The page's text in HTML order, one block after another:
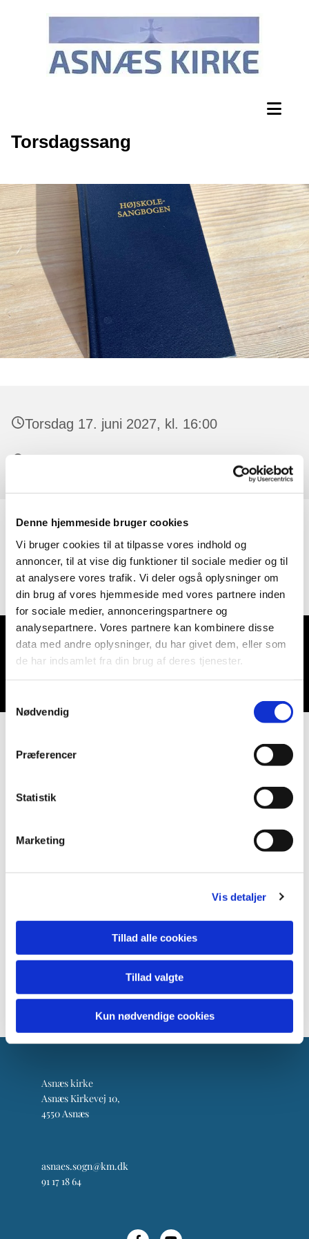
Denne hjemmeside bruger cookies
Vi bruger cookies til at tilpasse vores indhold og
annoncer, til at vise dig funktioner til sociale medier og til
at analysere vores trafik. Vi deler også oplysninger om
din brug af vores hjemmeside med vores partnere inden
for sociale medier, annonceringspartnere og
analysepartnere. Vores partnere kan kombinere disse
data med andre oplysninger, du har givet dem, eller som
de har indsamlet fra din brug af deres tjenester.
Nødvendig
Præferencer
Statistik
Marketing
Vis detaljer
Tillad alle cookies
Tillad valgte
Kun nødvendige cookies
Torsdagssang
Torsdag 17. juni 2027, kl. 16:00
ledes på skift af frivillige og personale fra kirken og
akkompagneres af Arild Bjørn.
Du vil måske også kunne lide...
Asnæs kirke
Asnæs Kirkevej 10,
4550 Asnæs
asnaes.sogn@km.dk
91 17 18 64